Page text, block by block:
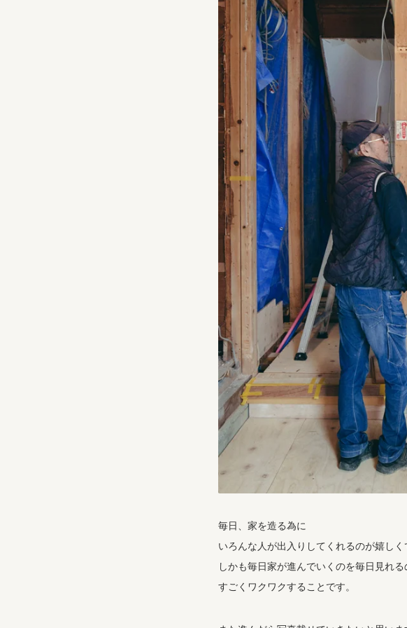
毎日、家を造る為に
いろんな人が出入りしてくれるのが嬉しく
しかも毎日家が進んでいくのを毎日見れる
すごくワクワクすることです。